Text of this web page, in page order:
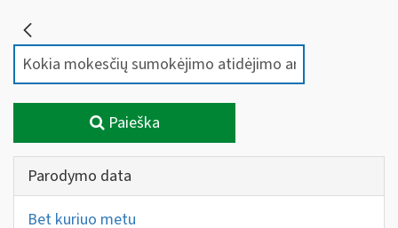
Paieška
Parodymo data
Bet kuriuo metu